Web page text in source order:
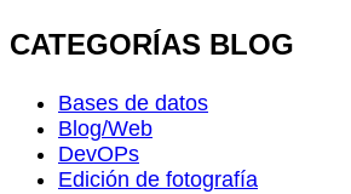
CATEGORÍAS BLOG
Bases de datos
Blog/Web
DevOPs
Edición de fotografía